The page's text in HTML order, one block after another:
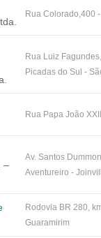
Rua Colorado,400
Rua Luiz
Picadas do Sul -
Rua Papa João
–
Av. Santos
Aventureiro -
Rodovia BR 280,
Guaramirim